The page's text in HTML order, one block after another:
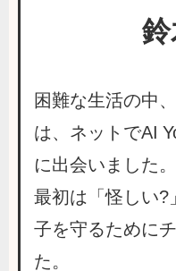
困難な生活の中
は、ネットでAI
に出会いました。
最初は「怪しい?
子を守るために
た。